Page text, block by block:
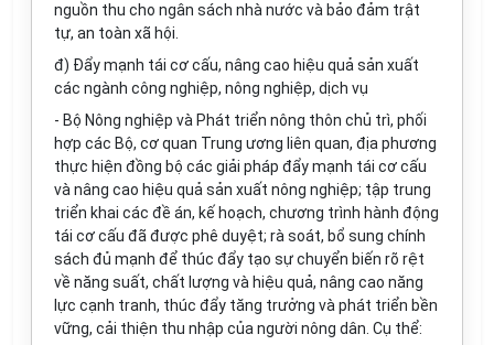
nguồn thu cho ngân sách nhà nước và bảo đảm trật
tự, an toàn xã hội.
đ) Đẩy mạnh tái cơ cấu, nâng cao hiệu quả sản xuất
các ngành công nghiệp, nông nghiệp, dịch vụ
- Bộ Nông nghiệp và Phát triển nông thôn chủ trì, phối
hợp các Bộ, cơ quan Trung ương liên quan, địa phương
thực hiện đồng bộ các giải pháp đẩy mạnh tái cơ cấu
và nâng cao hiệu quả sản xuất nông nghiệp; tập trung
triển khai các đề án, kế hoạch, chương trình hành động
tái cơ cấu đã được phê duyệt; rà soát, bổ sung chính
sách đủ mạnh để thúc đẩy tạo sự chuyển biến rõ rệt
về năng suất, chất lượng và hiệu quả, nâng cao năng
lực cạnh tranh, thúc đẩy tăng trưởng và phát triển bền
vững, cải thiện thu nhập của người nông dân. Cụ thể: